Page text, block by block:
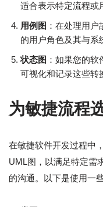
适合表示特定流程或
用例图 ：在处理用
的用户角色及其与系
状态图 ：如果您的
可视化和记录这些转
为敏捷流程
在敏捷软件开发过程中
UML图，以满足特定需
的沟通。以下是使用一